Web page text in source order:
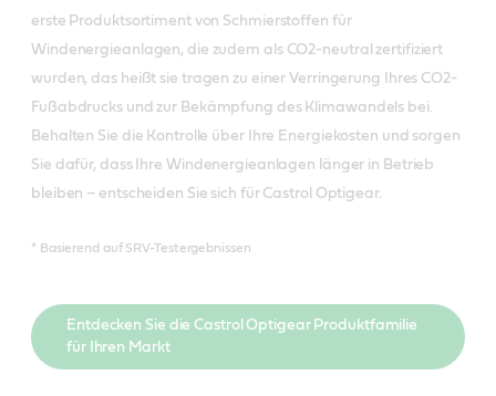
erste Produktsortiment von Schmierstoffen für
Windenergieanlagen, die zudem als CO2-neutral zertifiziert
wurden, das heißt sie tragen zu einer Verringerung Ihres CO2-
Fußabdrucks und zur Bekämpfung des Klimawandels bei.
Behalten Sie die Kontrolle über Ihre Energiekosten und sorgen
Sie dafür, dass Ihre Windenergieanlagen länger in Betrieb
bleiben – entscheiden Sie sich für Castrol Optigear.
* Basierend auf SRV-Testergebnissen
Entdecken Sie die Castrol Optigear Produktfamilie
für Ihren Markt